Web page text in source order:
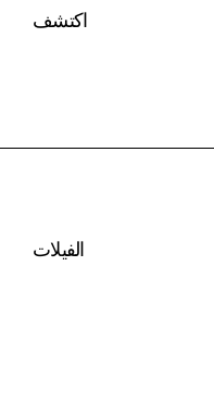
اكتشف
الفيلات